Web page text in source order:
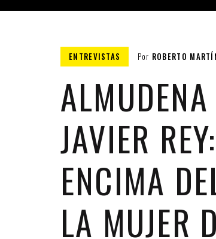
ENTREVISTAS Por ROBERTO
JAVIER
ENCIMA
LA MUJER